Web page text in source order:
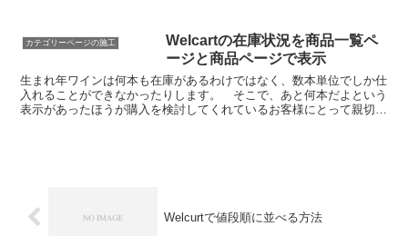
きるようになります。Adva...
カテゴリーページの施工
Welcartの在庫状況を商品一覧ペ
ージと商品ページで表示
生まれ年ワインは何本も在庫があるわけではなく、数本単位でしか仕
入れることができなかったりします。 そこで、あと何本だよという
表示があったほうが購入を検討してくれているお客様にとって親切で
Welcurtで値段順に並べる方法